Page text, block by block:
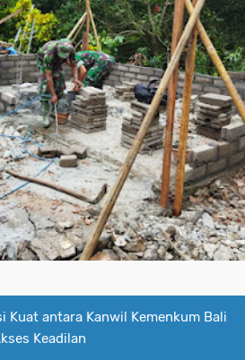
Kuat antara Kanwil Kemenkum Bali
Keadilan